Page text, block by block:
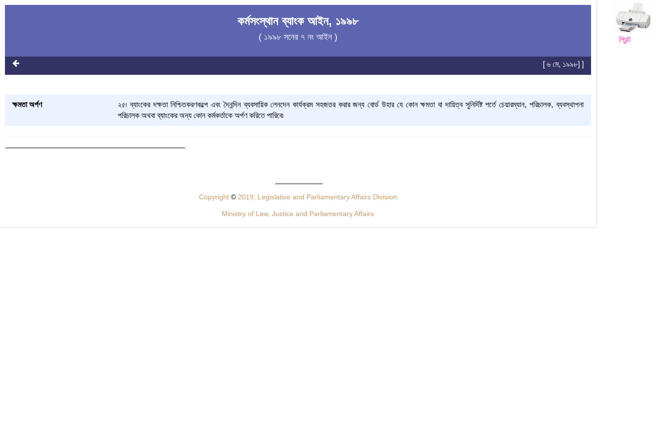
প্রিন্ট
কর্মসংস্থান ব্যাংক আইন, ১৯৯৮
( ১৯৯৮ সনের ৭ নং আইন )
[ ৬ মে, ১৯৯৮] ]
ক্ষমতা অর্পণ
২৫৷ ব্যাংকের দক্ষতা নিশ্চিতকরণকল্পে এবং দৈনন্দিন ব্যবসায়িক লেনদেন কার্যক্রম সহজতর করার জন্য বোর্ড উহার যে কোন ক্ষমতা বা দায়িত্ব সুনির্দিষ্ট শর্তে চেয়ারম্যান, পরিচালক, ব্যবস্থাপনা
পরিচালক অথবা ব্যাংকের অন্য কোন কর্মকর্তাকে অর্পণ করিতে পারিবে৷
Copyright ©2019, Legislative and Parliamentary Affairs Division
Ministry of Law, Justice and Parliamentary Affairs